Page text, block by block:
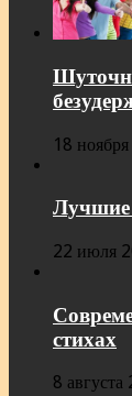
18
Лучшие
22 июля
стихах
8